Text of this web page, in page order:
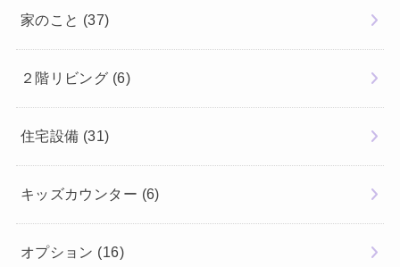
家のこと (37)
２階リビング (6)
住宅設備 (31)
キッズカウンター (6)
オプション (16)